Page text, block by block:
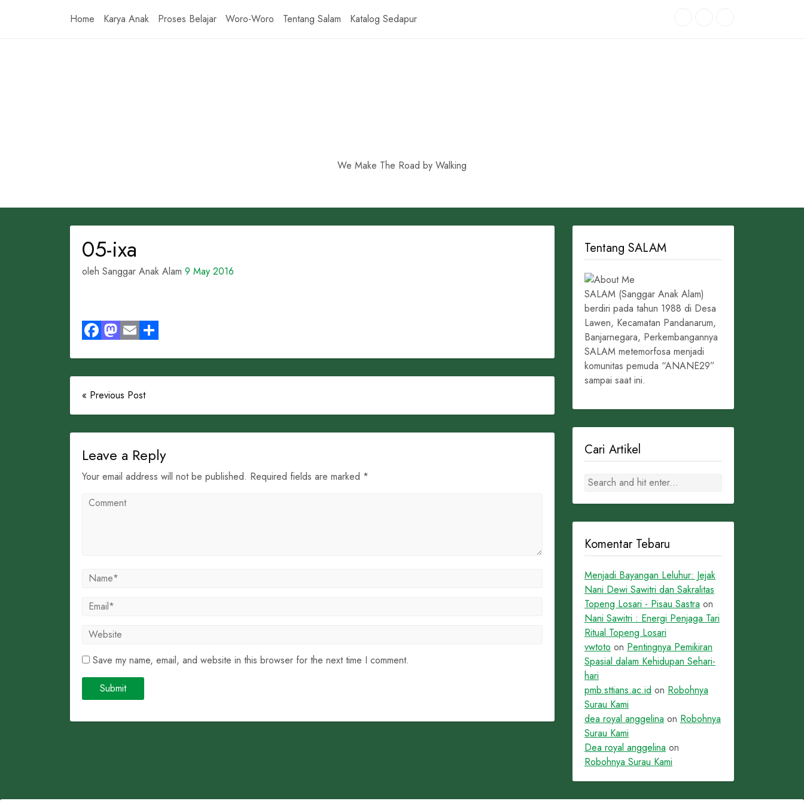
Home Karya Anak Proses Belajar Woro-Woro Tentang Salam Katalog Sedapur
We Make The Road by Walking
05-ixa
oleh Sanggar Anak Alam 9 May 2016
« Previous Post
Leave a Reply
Your email address will not be published. Required fields are marked *
Save my name, email, and website in this browser for the next time I comment.
Tentang SALAM
SALAM (Sanggar Anak Alam)
berdiri pada tahun 1988 di Desa
Lawen, Kecamatan Pandanarum,
Banjarnegara, Perkembangannya
SALAM metemorfosa menjadi
komunitas pemuda “ANANE29”
sampai saat ini.
Cari Artikel
Komentar Tebaru
Menjadi Bayangan Leluhur: Jejak
Nani Dewi Sawitri dan Sakralitas
Topeng Losari - Pisau Sastra on
Nani Sawitri : Energi Penjaga Tari
Ritual Topeng Losari
vwtoto on Pentingnya Pemikiran
Spasial dalam Kehidupan Sehari-
hari
pmb.sttians.ac.id on Robohnya
Surau Kami
dea royal anggelina on Robohnya
Surau Kami
Dea royal anggelina on
Robohnya Surau Kami